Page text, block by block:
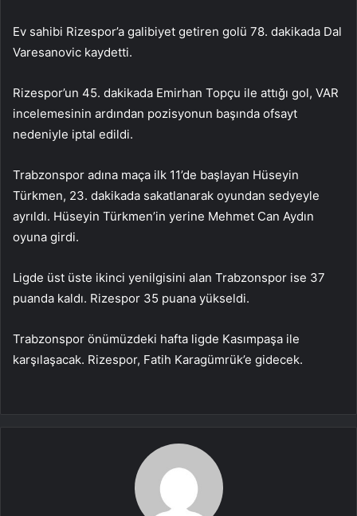
Ev sahibi Rizespor’a galibiyet getiren golü 78. dakikada Dal
Varesanovic kaydetti.
Rizespor’un 45. dakikada Emirhan Topçu ile attığı gol, VAR
incelemesinin ardından pozisyonun başında ofsayt
nedeniyle iptal edildi.
Trabzonspor adına maça ilk 11’de başlayan Hüseyin
Türkmen, 23. dakikada sakatlanarak oyundan sedyeyle
ayrıldı. Hüseyin Türkmen’in yerine Mehmet Can Aydın
oyuna girdi.
Ligde üst üste ikinci yenilgisini alan Trabzonspor ise 37
puanda kaldı. Rizespor 35 puana yükseldi.
Trabzonspor önümüzdeki hafta ligde Kasımpaşa ile
karşılaşacak. Rizespor, Fatih Karagümrük’e gidecek.